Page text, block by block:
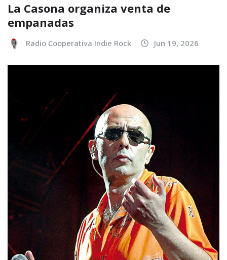
La Casona organiza venta de
empanadas
Radio Cooperativa Indie Rock Jun 19, 2026